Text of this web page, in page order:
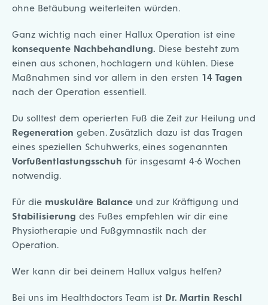
ohne Betäubung weiterleiten würden.
Ganz wichtig nach einer Hallux Operation ist eine
konsequente Nachbehandlung. Diese besteht zum
einen aus schonen, hochlagern und kühlen. Diese
Maßnahmen sind vor allem in den ersten 14 Tagen
nach der Operation essentiell.
Du solltest dem operierten Fuß die Zeit zur Heilung und
Regeneration geben. Zusätzlich dazu ist das Tragen
eines speziellen Schuhwerks, eines sogenannten
Vorfußentlastungsschuh für insgesamt 4-6 Wochen
notwendig.
Für die muskuläre Balance und zur Kräftigung und
Stabilisierung des Fußes empfehlen wir dir eine
Physiotherapie und Fußgymnastik nach der
Operation.
Wer kann dir bei deinem Hallux valgus helfen?
Bei uns im Healthdoctors Team ist Dr. Martin Reschl